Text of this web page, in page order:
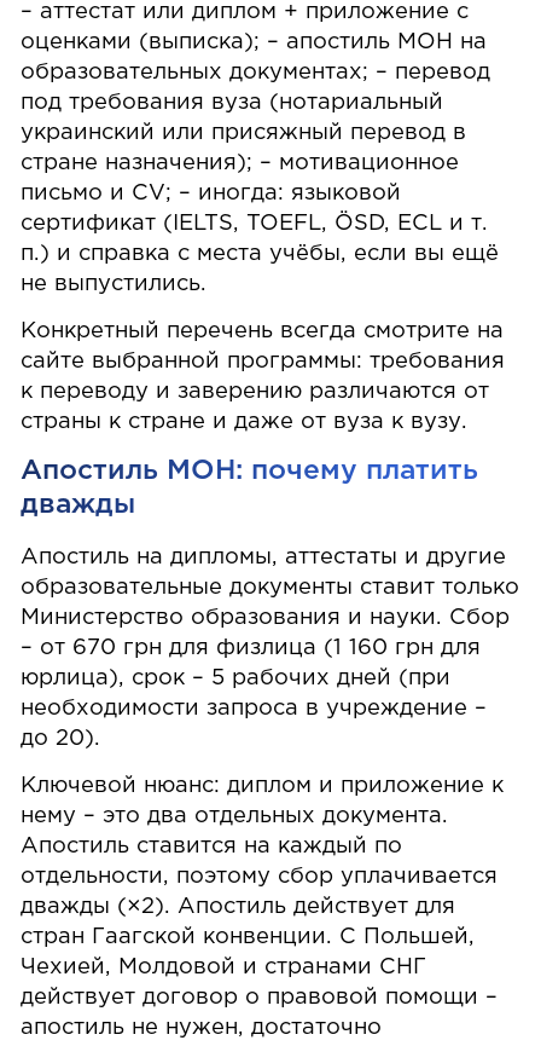
– аттестат или диплом + приложение с
оценками (выписка); – апостиль МОН на
образовательных документах; – перевод
под требования вуза (нотариальный
украинский или присяжный перевод в
стране назначения); – мотивационное
письмо и CV; – иногда: языковой
сертификат (IELTS, TOEFL, ÖSD, ECL и т.
п.) и справка с места учёбы, если вы ещё
не выпустились.
Конкретный перечень всегда смотрите на
сайте выбранной программы: требования
к переводу и заверению различаются от
страны к стране и даже от вуза к вузу.
Апостиль МОН: почему платить
дважды
Апостиль на дипломы, аттестаты и другие
образовательные документы ставит только
Министерство образования и науки. Сбор
– от 670 грн для физлица (1 160 грн для
юрлица), срок – 5 рабочих дней (при
необходимости запроса в учреждение –
до 20).
Ключевой нюанс: диплом и приложение к
нему – это два отдельных документа.
Апостиль ставится на каждый по
отдельности, поэтому сбор уплачивается
дважды (×2). Апостиль действует для
стран Гаагской конвенции. С Польшей,
Чехией, Молдовой и странами СНГ
действует договор о правовой помощи –
апостиль не нужен, достаточно